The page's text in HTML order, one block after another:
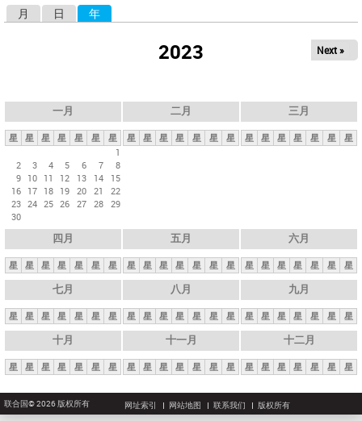
月 日 年
2023 Next »
一月
星 星 星 星 星 星
星
1
2
3 4 5 6 7
8
9 10 11 12 13 14
15
16 17 18 19 20 21
22
23 24 25 26 27 28 29
30
二月
星 星 星 星 星 星 星
三月
星 星 星 星 星 星 星
四月
星 星 星 星 星 星 星
五月
星 星 星 星 星 星 星
六月
星 星 星 星 星 星 星
七月
星 星 星 星 星 星 星
八月
星 星 星 星 星 星 星
九月
星 星 星 星 星 星 星
十月
星 星 星 星 星 星 星
十一月
星 星 星 星 星 星 星
十二月
星 星 星 星 星 星 星
联合国© 2026 版权所有 网址索引 网站地图 联系我们 版权所有